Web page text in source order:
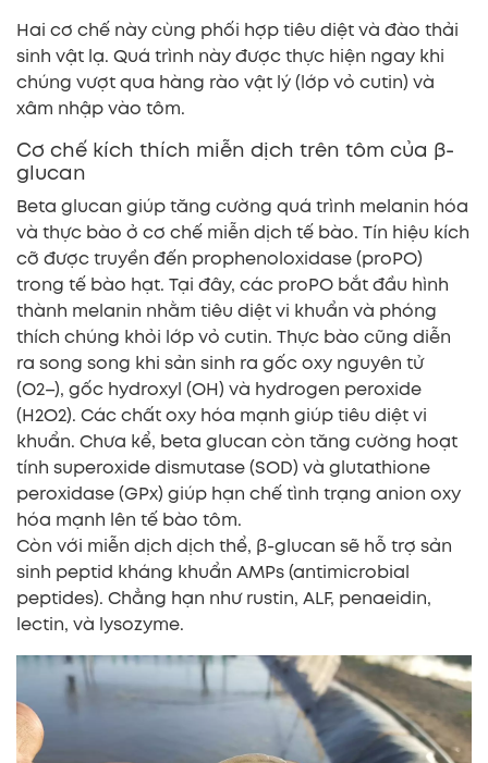
Hai cơ chế này cùng phối hợp tiêu diệt và đào thải
sinh vật lạ. Quá trình này được thực hiện ngay khi
chúng vượt qua hàng rào vật lý (lớp vỏ cutin) và
xâm nhập vào tôm.
Cơ chế kích thích miễn dịch trên tôm của β-
glucan
Beta glucan giúp tăng cường quá trình melanin hóa
và thực bào ở cơ chế miễn dịch tế bào. Tín hiệu kích
cỡ được truyền đến prophenoloxidase (proPO)
trong tế bào hạt. Tại đây, các proPO bắt đầu hình
thành melanin nhằm tiêu diệt vi khuẩn và phóng
thích chúng khỏi lớp vỏ cutin. Thực bào cũng diễn
ra song song khi sản sinh ra gốc oxy nguyên tử
(O2–), gốc hydroxyl (OH) và hydrogen peroxide
(H2O2). Các chất oxy hóa mạnh giúp tiêu diệt vi
khuẩn. Chưa kể, beta glucan còn tăng cường hoạt
tính superoxide dismutase (SOD) và glutathione
peroxidase (GPx) giúp hạn chế tình trạng anion oxy
hóa mạnh lên tế bào tôm.
Còn với miễn dịch dịch thể, β-glucan sẽ hỗ trợ sản
sinh peptid kháng khuẩn AMPs (antimicrobial
peptides). Chẳng hạn như rustin, ALF, penaeidin,
lectin, và lysozyme.